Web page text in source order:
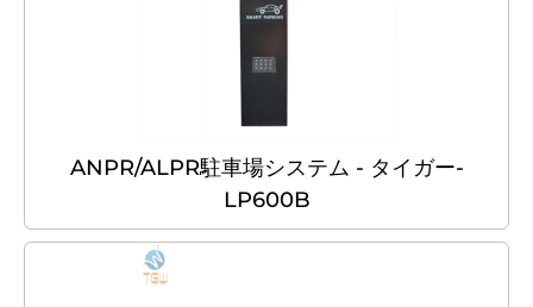
ANPR/ALPR駐車場システム - タイガー-
LP600B